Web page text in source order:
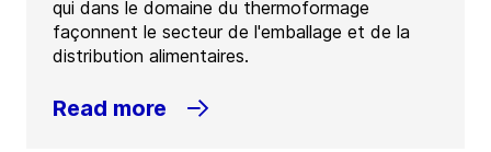
qui dans le domaine du thermoformage
façonnent le secteur de l'emballage et de la
distribution alimentaires.
Read more